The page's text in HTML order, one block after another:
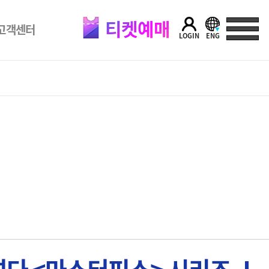
객센터 티켓예매 LOGIN ENG